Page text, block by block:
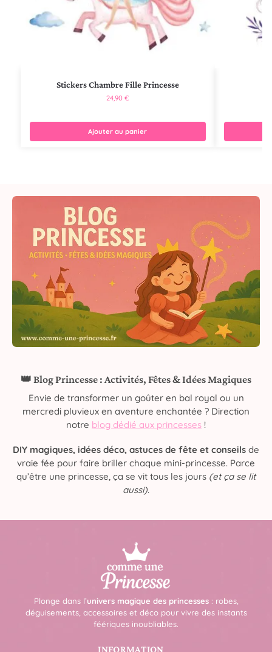
Stickers Chambre Fille Princesse
24,90€
Ajouter au panier
👑 Blog Princesse : Activités, Fêtes & Idées Magiques
Envie de transformer un goûter en bal royal ou un
mercredi pluvieux en aventure enchantée ? Direction
notre blog dédié aux princesses !
DIY magiques, idées déco, astuces de fête et conseils de
vraie fée pour faire briller chaque mini-princesse. Parce
qu’être une princesse, ça se vit tous les jours (et ça se lit
aussi).
Plonge dans l’univers magique des princesses: robes,
déguisements, accessoires et déco pour vivre des instants
féériques inoubliables.
INFORMATION